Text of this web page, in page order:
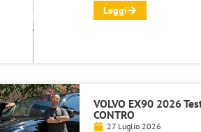
Leggi
VOLVO EX90 2026
CONTRO
27 Luglio 2026